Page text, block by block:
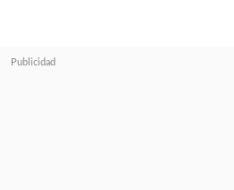
en una foto